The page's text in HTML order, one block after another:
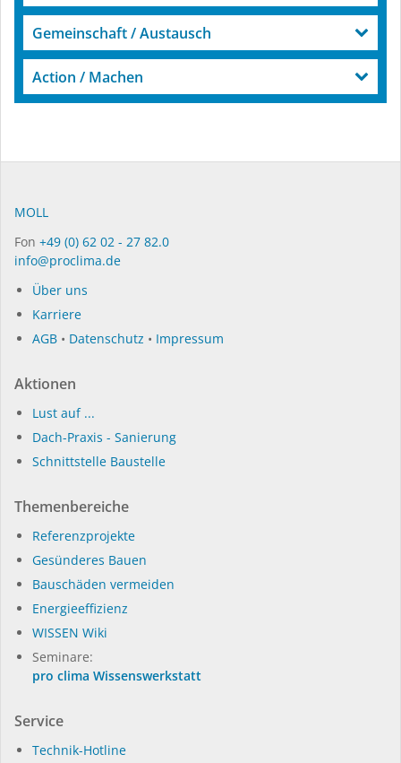
Gemeinschaft / Austausch
Action / Machen
MOLL
Fon +49 (0) 62 02 - 27 82.0
info@proclima.de
Über uns
Karriere
AGB • Datenschutz • Impressum
Aktionen
Lust auf ...
Dach-Praxis - Sanierung
Schnittstelle Baustelle
Themenbereiche
Referenzprojekte
Gesünderes Bauen
Bauschäden vermeiden
Energieeffizienz
WISSEN Wiki
Seminare:
pro clima Wissenswerkstatt
Service
Technik-Hotline